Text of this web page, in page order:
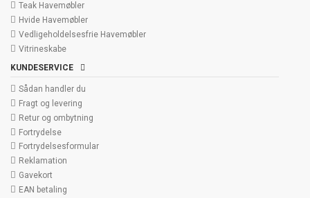
Teak Havemøbler
Hvide Havemøbler
Vedligeholdelsesfrie Havemøbler
Vitrineskabe
KUNDESERVICE
Sådan handler du
Fragt og levering
Retur og ombytning
Fortrydelse
Fortrydelsesformular
Reklamation
Gavekort
EAN betaling